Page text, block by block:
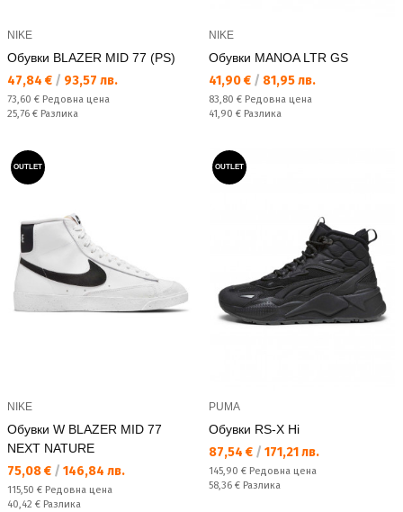
NIKE
Обувки BLAZER MID 77 (PS)
Текуща цена:
47,84 € / 93,57 лв.
Редовна цена:
73,60 € Редовна цена
Спестявате:
25,76 € Разлика
NIKE
Обувки MANOA LTR GS
Текуща цена:
41,90 € / 81,95 лв.
Редовна цена:
83,80 € Редовна цена
Спестявате:
41,90 € Разлика
OUTLET
NIKE
Обувки W BLAZER MID 77
NEXT NATURE
Текуща цена:
75,08 € / 146,84 лв.
Редовна цена:
115,50 € Редовна цена
Спестявате:
40,42 € Разлика
OUTLET
PUMA
Обувки RS-X Hi
Текуща цена:
87,54 € / 171,21 лв.
Редовна цена:
145,90 € Редовна цена
Спестявате:
58,36 € Разлика